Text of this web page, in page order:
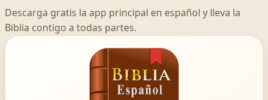
Descarga gratis la app principal en español y lleva la
Biblia contigo a todas partes.